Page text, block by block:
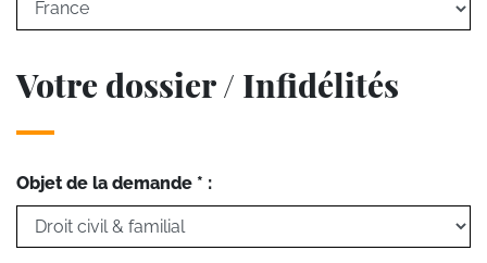
Votre dossier / Infidélités
Objet de la demande * :